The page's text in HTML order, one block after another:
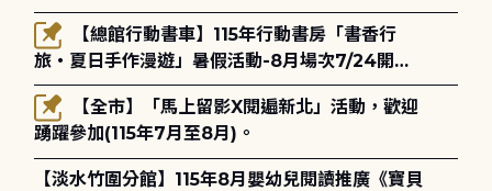
場！
旅・夏日手作漫遊」暑假活動-8月場次7/24開始
報名
踴躍參加(115年7月至8月)。
【淡水竹圍分館】115年8月嬰幼兒閱讀推廣《寶貝